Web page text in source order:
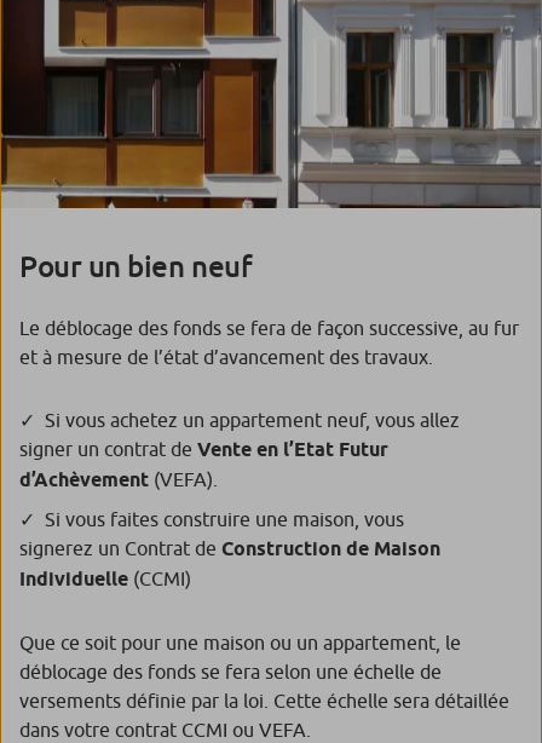
Pour un bien neuf
Le déblocage des fonds se fera de façon successive, au fur
et à mesure de l’état d’avancement des travaux.
Si vous achetez un appartement neuf, vous allez
signer un contrat de Vente en l’Etat Futur
d’Achèvement (VEFA).
Si vous faites construire une maison, vous
signerez un Contrat de Construction de Maison
Individuelle (CCMI)
Que ce soit pour une maison ou un appartement, le
déblocage des fonds se fera selon une échelle de
versements définie par la loi. Cette échelle sera détaillée
dans votre contrat CCMI ou VEFA.